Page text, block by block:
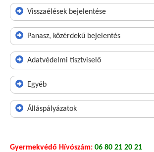
Visszaélések bejelentése
Panasz, közérdekű bejelentés
Adatvédelmi tisztviselő
Egyéb
Álláspályázatok
Gyermekvédő Hívószám: 06 80 21 20 21